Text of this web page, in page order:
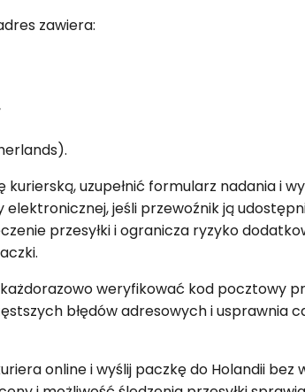
zawiera:
uzupełnić formularz nadania i
jeśli przewoźnik ją
przesyłki i ogranicza ryzyko
weryfikować kod pocztowy
błędów adresowych i usprawnia
online i wyślij paczkę do Holandii bez